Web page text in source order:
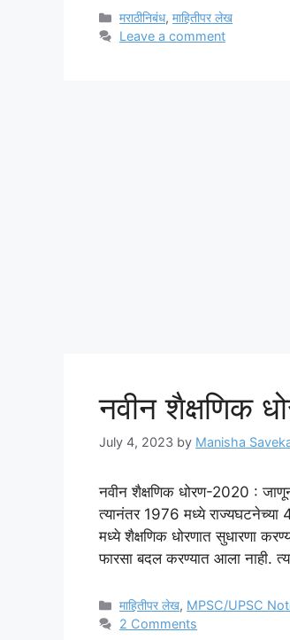
Categories
मराठीनिबंध,माहितीपर लेख
Leave a comment
नवीन शैक्षणिक
July 4, 2023 by Manisha
नवीन शैक्षणिक धोरण-2020 :
त्यानंतर 1976 मध्ये राज्यघटनेच्या
मध्ये शैक्षणिक धोरणात सुधारणा
फारसा बदल करण्यात आला नाही.
Categories
माहितीपर लेख, MPSC/UPSC
2 Comments